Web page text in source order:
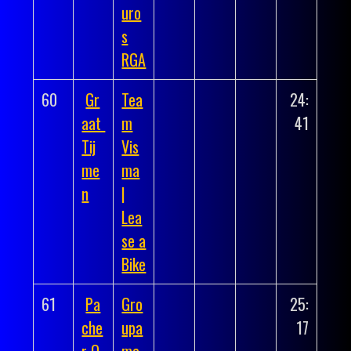
uro
s
RGA
60
Gr
aat
Tij
me
n
Tea
m
Vis
ma
|
Lea
se a
Bike
24:
41
61
Pa
che
Gro
upa
25:
17